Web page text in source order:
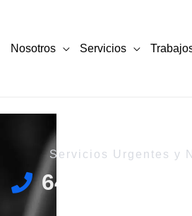
Nosotros Servicios
Servicios Urgentes y
644 719 588